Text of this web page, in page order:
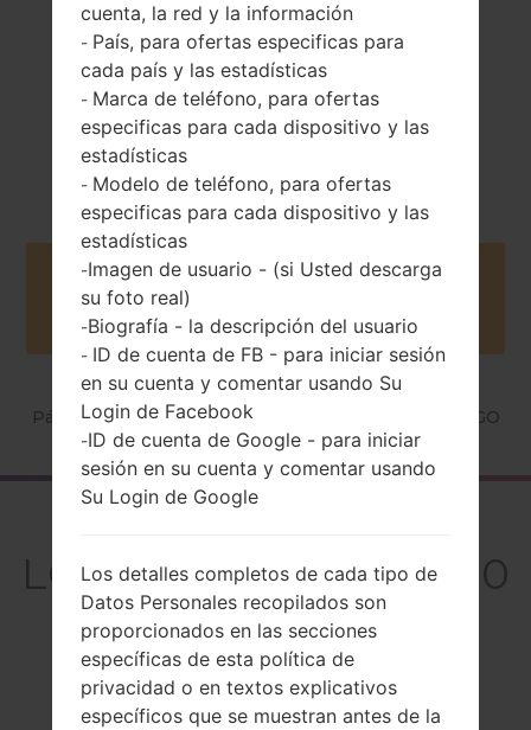
Unknown
Buy accessories on Amazon
Página principal →Serie → LGGU230GO
LGGU230GO(LGGU230
GO) akaLG Dimsun
cuenta, la red y la información
- País, para ofertas especificas para
cada país y las estadísticas
- Marca de teléfono, para ofertas
especificas para cada dispositivo y las
estadísticas
- Modelo de teléfono, para ofertas
especificas para cada dispositivo y las
estadísticas
-Imagen de usuario - (si Usted descarga
su foto real)
-Biografía - la descripción del usuario
- ID de cuenta de FB - para iniciar sesión
en su cuenta y comentar usando Su
Login de Facebook
-ID de cuenta de Google - para iniciar
sesión en su cuenta y comentar usando
Su Login de Google
Los detalles completos de cada tipo de
Datos Personales recopilados son
proporcionados en las secciones
específicas de esta política de
privacidad o en textos explicativos
específicos que se muestran antes de la